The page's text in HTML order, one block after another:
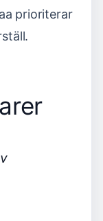
prioriterar